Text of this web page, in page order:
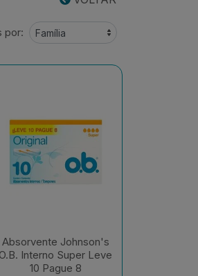
por:
Absorvente Johnson's
O.B. Interno Super Leve
10 Pague 8